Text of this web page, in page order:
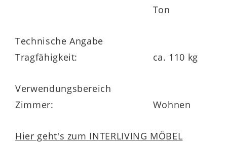
Ton
Technische Angabe
Tragfähigkeit:
ca. 110 kg
Verwendungsbereich
Zimmer:
Wohnen
Hier geht's zum INTERLIVING MÖBEL